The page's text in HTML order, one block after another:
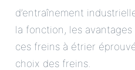
d’entraînement
la fonction, les
ces freins à étrier
choix des freins.